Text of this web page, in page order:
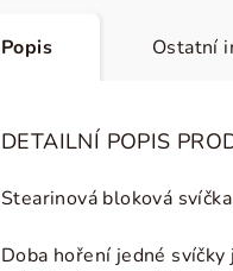
Popis Ostatní
DETAILNÍ POPIS
Stearinová bloková
Doba hoření jedné